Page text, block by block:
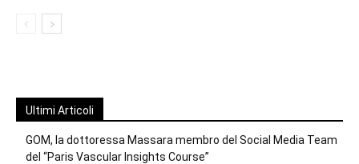
Ultimi Articoli
GOM, la dottoressa Massara membro del Social Media Team
del “Paris Vascular Insights Course”